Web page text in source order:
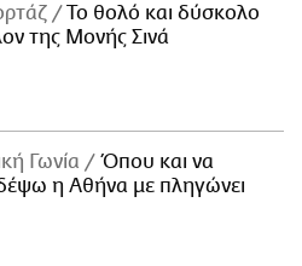
Το θολό και δύσκολο
της Μονής Σινά
Γωνία
Όπου και να
η Αθήνα με πληγώνει